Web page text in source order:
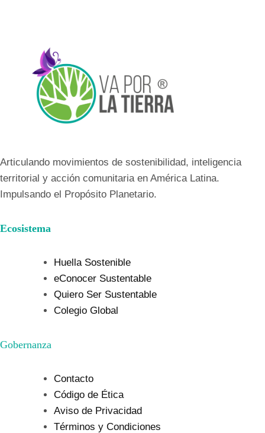
Articulando movimientos de sostenibilidad, inteligencia
territorial y acción comunitaria en América Latina.
Impulsando el Propósito Planetario.
Ecosistema
Huella Sostenible
eConocer Sustentable
Quiero Ser Sustentable
Colegio Global
Gobernanza
Contacto
Código de Ética
Aviso de Privacidad
Términos y Condiciones